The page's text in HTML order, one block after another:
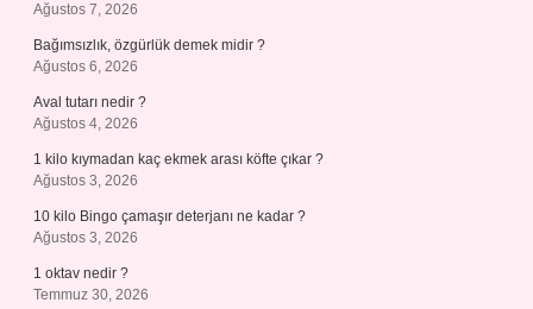
Ağustos 7, 2026
Bağımsızlık, özgürlük demek midir ?
Ağustos 6, 2026
Aval tutarı nedir ?
Ağustos 4, 2026
1 kilo kıymadan kaç ekmek arası köfte çıkar ?
Ağustos 3, 2026
10 kilo Bingo çamaşır deterjanı ne kadar ?
Ağustos 3, 2026
1 oktav nedir ?
Temmuz 30, 2026